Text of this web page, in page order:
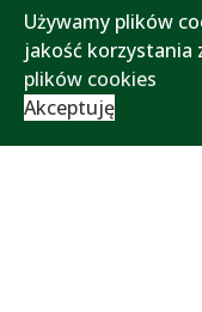
Używamy plików
jakość korzystania
plików cookies
Akceptuję